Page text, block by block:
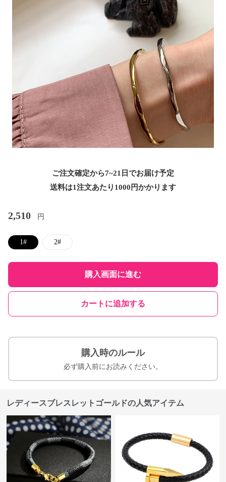
ご注文確定から7~21日でお届け予定
送料は1注文あたり 1000 円かかります
2,510 円
1# 2#
購入画面に進む
カートに追加する
購入時のルール
必ず購入前にお読みください。
レディースブレスレットゴールドの人気アイテム